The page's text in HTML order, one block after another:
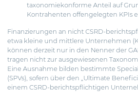
taxonomiekonforme Anteil auf
Kontrahenten offengelegten KPIs
Finanzierungen an nicht CSRD-
etwa kleine und mittlere Unternehmen
können derzeit nur in den Nenner der
tragen nicht zur ausgewiesenen
Eine Ausnahme bilden bestimmte
(SPVs), sofern über den „Ultimate
einem CSRD-berichtspflichtigen